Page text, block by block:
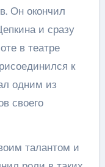
Он окончил
и сразу
в театре
к
одним из
своего
талантом и